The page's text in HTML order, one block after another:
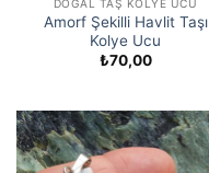
DOĞAL TAŞ KOLYE UCU
Amorf Şekilli Havlit Taşı
Kolye Ucu
₺70,00